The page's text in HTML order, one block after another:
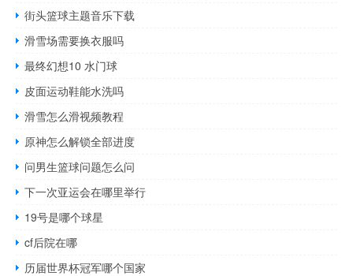
街头篮球主题音乐下载
滑雪场需要换衣服吗
最终幻想10 水门球
皮面运动鞋能水洗吗
滑雪怎么滑视频教程
原神怎么解锁全部进度
问男生篮球问题怎么问
下一次亚运会在哪里举行
19号是哪个球星
cf后院在哪
历届世界杯冠军哪个国家